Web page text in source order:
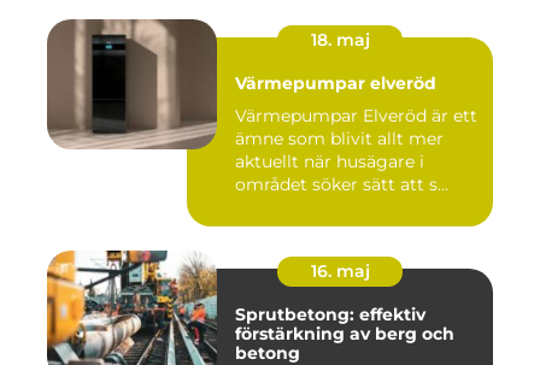
18. maj
Värmepumpar elveröd
Värmepumpar Elveröd är ett
ämne som blivit allt mer
aktuellt när husägare i
området söker sätt att s...
16. maj
Sprutbetong: effektiv
förstärkning av berg och
betong